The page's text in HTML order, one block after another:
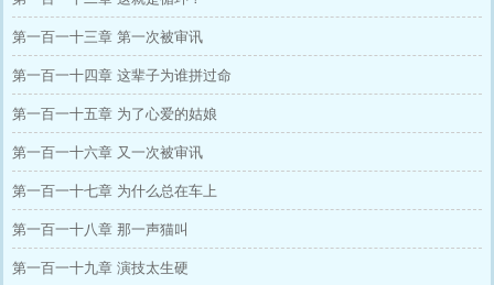
第一百一十三章 第一次被审讯
第一百一十四章 这辈子为谁拼过命
第一百一十五章 为了心爱的姑娘
第一百一十六章 又一次被审讯
第一百一十七章 为什么总在车上
第一百一十八章 那一声猫叫
第一百一十九章 演技太生硬